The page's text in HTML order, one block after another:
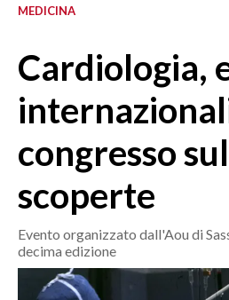
MEDIO CAMPIDANO
ORISTANO E PROVINCIA
GALLURA
NUORO E PROVINCIA
OGLIASTRA
AGENDA
CRONACA
MEDICINA
Cardiologia,
congresso
scoperte
Evento organizzato dall'Aou di
decima edizione